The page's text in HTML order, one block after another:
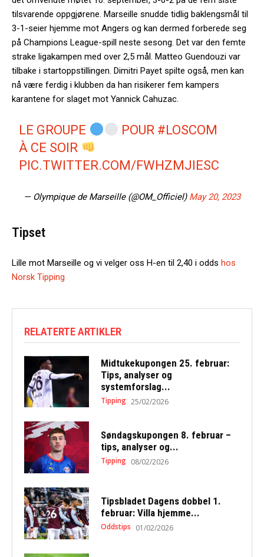
tilsvarende oppgjørene. Marseille snudde tidlig baklengsmål til
3-1-seier hjemme mot Angers og kan dermed forberede seg
på Champions League-spill neste sesong. Det var den femte
strake ligakampen med over 2,5 mål. Matteo Guendouzi var
tilbake i startoppstillingen. Dimitri Payet spilte også, men kan
nå være ferdig i klubben da han risikerer fem kampers
karantene for slaget mot Yannick Cahuzac.
LE GROUPE POUR #LOSCOM
À CE SOIR
PIC.TWITTER.COM/FWHZMJIESC
— Olympique de Marseille (@OM_Officiel) May 20, 2023
Tipset
Lille mot Marseille og vi velger oss H-en til 2,40 i odds hos
Norsk Tipping
RELATERTE ARTIKLER
Midtukekupongen 25. februar:
Tips, analyser og
systemforslag...
Tipping 25/02/2026
Søndagskupongen 8. februar –
tips, analyser og...
Tipping 08/02/2026
Tipsbladet Dagens dobbel 1.
februar: Villa hjemme...
Oddstips 01/02/2026